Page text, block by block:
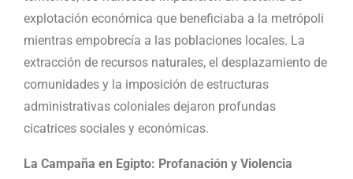
explotación económica que beneficiaba a la metrópoli
mientras empobrecía a las poblaciones locales. La
extracción de recursos naturales, el desplazamiento de
comunidades y la imposición de estructuras
administrativas coloniales dejaron profundas
cicatrices sociales y económicas.
La Campaña en Egipto: Profanación y Violencia